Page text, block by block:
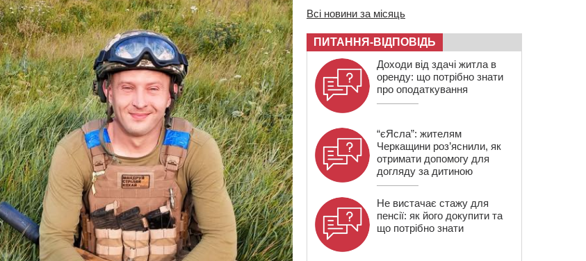
Всі новини за місяць
ПИТАННЯ-ВІДПОВІДЬ
Доходи від здачі житла в
оренду: що потрібно знати
про оподаткування
“єЯсла”: жителям
Черкащини роз’яснили, як
отримати допомогу для
догляду за дитиною
Не вистачає стажу для
пенсії: як його докупити та
що потрібно знати